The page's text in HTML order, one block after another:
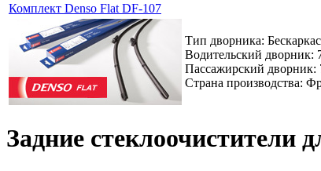
Комплект Denso Flat DF-107
Тип дворника:
Водительский дворник:
Пассажирский дворник:
Страна производства:
Задние стеклоочистители